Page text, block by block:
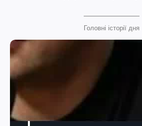
Головні історії дня